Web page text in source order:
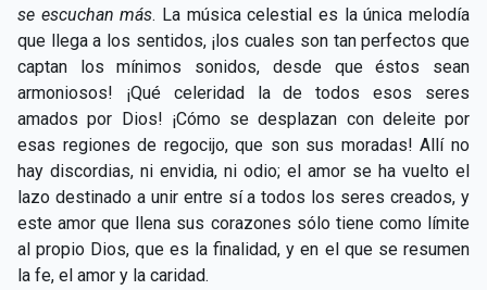
se escuchan más. La música celestial es la única melodía
que llega a los sentidos, ¡los cuales son tan perfectos que
captan los mínimos sonidos, desde que éstos sean
armoniosos! ¡Qué celeridad la de todos esos seres
amados por Dios! ¡Cómo se desplazan con deleite por
esas regiones de regocijo, que son sus moradas! Allí no
hay discordias, ni envidia, ni odio; el amor se ha vuelto el
lazo destinado a unir entre sí a todos los seres creados, y
este amor que llena sus corazones sólo tiene como límite
al propio Dios, que es la finalidad, y en el que se resumen
la fe, el amor y la caridad.